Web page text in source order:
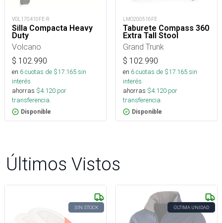
VOL170410FE-R
Silla Compacta Heavy
Duty
Volcano
$ 102.990
en 6cuotas de $17.165sin
interés
ahorras $4.120 por
transferencia.
Disponible
LMO200516FE
Taburete Compass 360
Extra Tall Stool
Grand Trunk
$ 102.990
en 6cuotas de $17.165sin
interés
ahorras $4.120 por
transferencia.
Disponible
Últimos Vistos
SIN STOCK ÚLTIMA UNIDAD